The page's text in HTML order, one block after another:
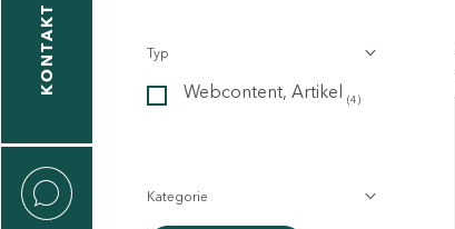
KONTAKT Typ
Webcontent, Artikel (4)
Kategorie